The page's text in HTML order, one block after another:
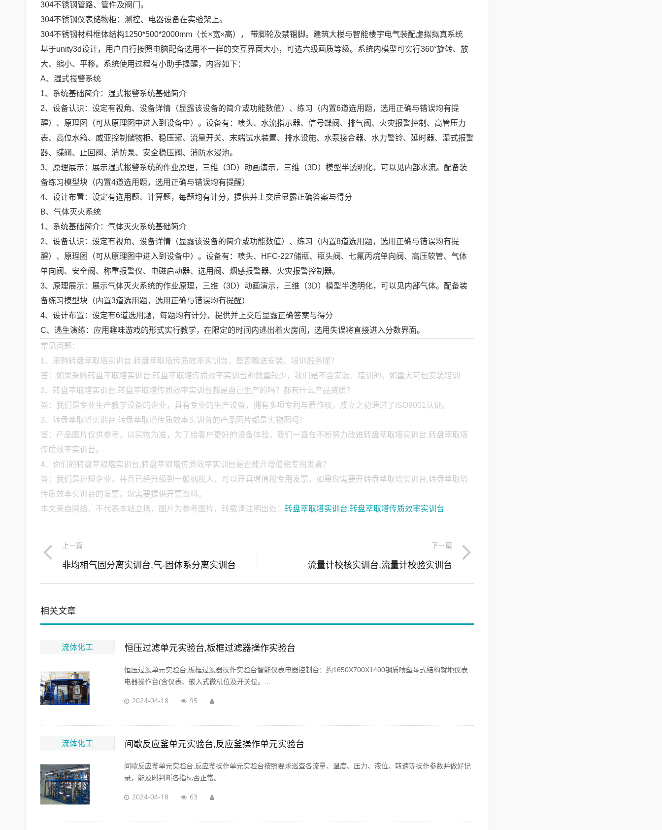
304不锈钢管路、管件及阀门。
304不锈钢仪表储物柜：测控、电器设备在实验架上。
304不锈钢材料框体结构1250*500*2000mm（长×宽×高）， 带脚轮及禁锢脚。建筑大楼与智能楼宇电气装配虚拟拟真系统
基于unity3d设计，用户自行按照电脑配备选用不一样的交互界面大小，可选六级画质等级。系统内模型可实行360°旋转、放
大、缩小、平移。系统使用过程有小助手提醒，内容如下：
A、湿式报警系统
1、系统基础简介：湿式报警系统基础简介
2、设备认识：设定有视角、设备详情（显露该设备的简介或功能数值）、练习（内置6道选用题，选用正确与错误均有提
醒）、原理图（可从原理图中进入到设备中）。设备有：喷头、水流指示器、信号蝶阀、排气阀、火灾报警控制、高管压力
表、高位水箱、威亚控制储物柜、稳压罐、流量开关、末端试水装置、排水设施、水泵接合器、水力警铃、延时器、湿式报警
器、蝶阀、止回阀、消防泵、安全稳压阀、消防水浸池。
3、原理展示：展示湿式报警系统的作业原理，三维（3D）动画演示，三维（3D）模型半透明化，可以见内部水流。配备装
备练习模型块（内置4道选用题，选用正确与错误均有提醒）
4、设计布置：设定有选用题、计算题，每题均有计分，提供并上交后显露正确答案与得分
B、气体灭火系统
1、系统基础简介：气体灭火系统基础简介
2、设备认识：设定有视角、设备详情（显露该设备的简介或功能数值）、练习（内置8道选用题，选用正确与错误均有提
醒）、原理图（可从原理图中进入到设备中）。设备有：喷头、HFC-227储瓶、瓶头阀、七氟丙烷单向阀、高压软管、气体
单向阀、安全阀、称重报警仪、电磁启动器、选用阀、烟感报警器、火灾报警控制器。
3、原理展示：展示气体灭火系统的作业原理，三维（3D）动画演示，三维（3D）模型半透明化，可以见内部气体。配备装
备练习模型块（内置3道选用题，选用正确与错误均有提醒）
4、设计布置：设定有6道选用题，每题均有计分，提供并上交后显露正确答案与得分
C、逃生演练：应用趣味游戏的形式实行教学，在限定的时间内逃出着火房间，选用失误将直接进入分数界面。
常见问题：
1、采购转盘萃取塔实训台,转盘萃取塔传质效率实训台，是否赠送安装、培训服务呢？
答：如果采购转盘萃取塔实训台,转盘萃取塔传质效率实训台的数量较少，我们是不含安装、培训的。如量大可包安装培训
2、转盘萃取塔实训台,转盘萃取塔传质效率实训台都是自己生产的吗？都有什么产品资质？
答：我们是专业生产教学设备的企业，具有专业的生产设备，拥有多项专利与著作权，成立之初通过了ISO9001认证。
3、转盘萃取塔实训台,转盘萃取塔传质效率实训台的产品图片都是实物图吗？
答：产品图片仅供参考，以实物为准，为了给客户更好的设备体验，我们一直在不断努力改进转盘萃取塔实训台,转盘萃取塔
传质效率实训台。
4、你们的转盘萃取塔实训台,转盘萃取塔传质效率实训台是否能开增值税专用发票？
答：我们是正规企业，并且已经升级到一般纳税人，可以开具增值税专用发票，如果您需要开转盘萃取塔实训台,转盘萃取塔
传质效率实训台的发票，您需要提供开票资料。
本文来自网络，不代表本站立场，图片为参考图片，转载请注明出处： 转盘萃取塔实训台,转盘萃取塔传质效率实训台
上一篇
非均相气固分离实训台,气-固体系分离实训台
下一篇
流量计校核实训台,流量计校验实训台
相关文章
流体化工 恒压过滤单元实验台,板框过滤器操作实验台
恒压过滤单元实验台,板框过滤器操作实验台智能仪表电器控制台：约1650X700X1400钢质喷塑琴式结构就地仪表
电器操作台(含仪表、嵌入式微机位及开关位。...
2024-04-18 95
流体化工 间歇反应釜单元实验台,反应釜操作单元实验台
间歇反应釜单元实验台,反应釜操作单元实验台按照要求巡查各流量、温度、压力、液位、转速等操作参数并做好记
录，能及时判断各指标否正常。...
2024-04-18 63